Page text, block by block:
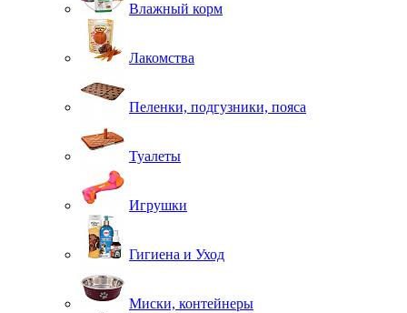
Влажный корм
Лакомства
Пеленки, подгузники, пояса
Туалеты
Игрушки
Гигиена и Уход
Миски, контейнеры